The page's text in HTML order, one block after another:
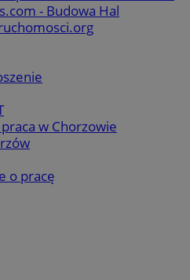
- Budowa Hal
w Chorzowie
o pracę